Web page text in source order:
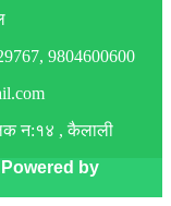
9804600600
न:१४ , कैलाली
by